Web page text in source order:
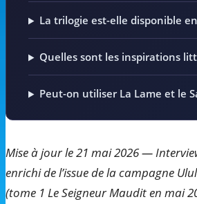
La trilogie est-elle disponible
Quelles sont les inspirations
Peut-on utiliser La Lame et le
Mise à jour le 21 mai 2026 —
enrichi de l’issue de la campagne
(tome 1 Le Seigneur Maudit en mai